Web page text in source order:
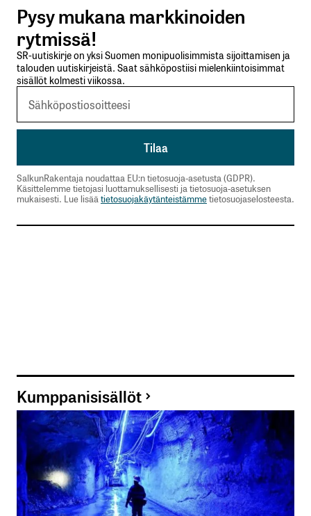
Lähetä kommentti
Pysy mukana markkinoiden
rytmissä!
SR-uutiskirje on yksi Suomen monipuolisimmista sijoittamisen ja
talouden uutiskirjeistä. Saat sähköpostiisi mielenkiintoisimmat
sisällöt kolmesti viikossa.
SalkunRakentaja noudattaa EU:n tietosuoja-asetusta (GDPR).
Käsittelemme tietojasi luottamuksellisesti ja tietosuoja-asetuksen
mukaisesti. Lue lisää tietosuojakäytänteistämmetietosuojaselosteesta.
Kumppanisisällöt